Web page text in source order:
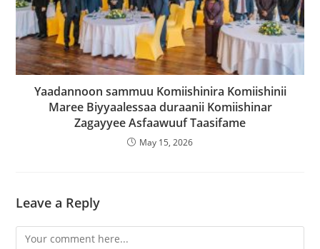
‎Yaadannoon sammuu Komiishinira Komiishinii
Maree Biyyaalessaa duraanii Komiishinar
Zagayyee Asfaawuuf Taasifame
May 15, 2026
Leave a Reply